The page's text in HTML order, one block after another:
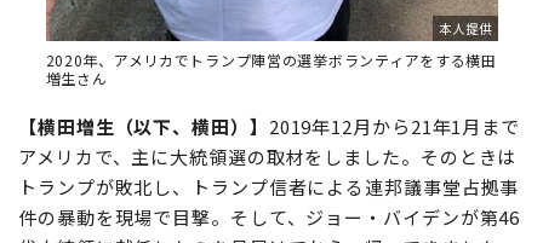
本人提供
2020年、アメリカでトランプ陣営の選挙ボランティアをする横田
増生さん
【横田増生（以下、横田）】 2019年12月から21年1月まで
アメリカで、主に大統領選の取材をしました。そのときは
トランプが敗北し、トランプ信者による連邦議事堂占拠事
件の暴動を現場で目撃。そして、ジョー・バイデンが第46